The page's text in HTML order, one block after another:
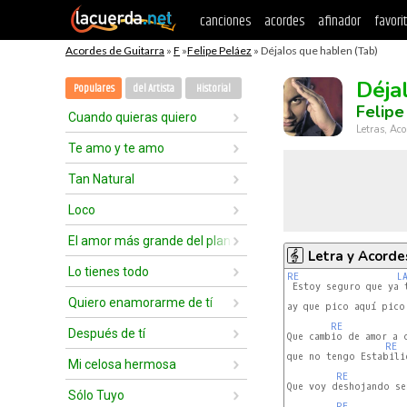
canciones acordes afinador
Acordes de Guitarra » F »Felipe Peláez » Déjalos que hablen (Tab)
Populares del Artista Historial
Cuando quieras quiero
Te amo y te amo
Tan Natural
Loco
El amor más grande del planeta
Lo tienes todo
Quiero enamorarme de tí
Después de tí
Mi celosa hermosa
Sólo Tuyo
Letras,
Letra y
RE LA
Estoy seguro que
ay que pico aquí
RE
Que cambio de amor a
RE
que no tengo
RE
Que voy deshojando